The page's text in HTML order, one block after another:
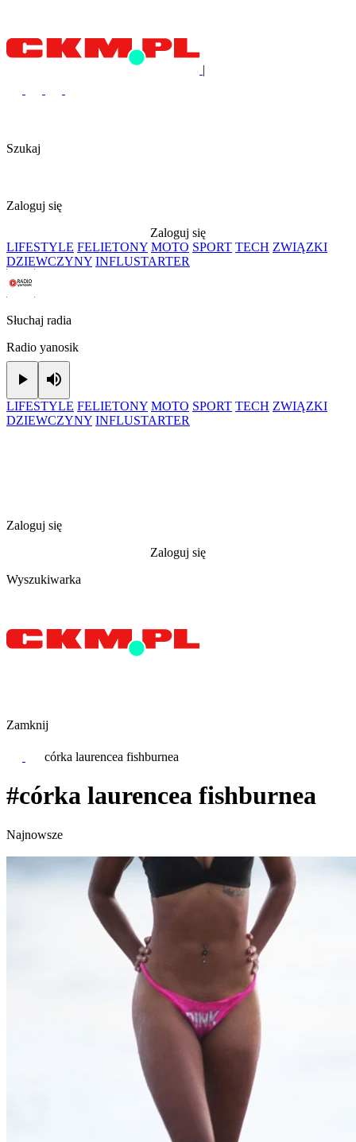
|
Szukaj
Zaloguj się
Zaloguj się
LIFESTYLE FELIETONY MOTO SPORT TECH ZWIĄZKI
DZIEWCZYNY INFLUSTARTER
Słuchaj radia
Radio yanosik
Play
LIFESTYLE FELIETONY MOTO SPORT TECH ZWIĄZKI
DZIEWCZYNY INFLUSTARTER
Zaloguj się
Zaloguj się
Wyszukiwarka
Zamknij
córka laurencea fishburnea
#córka laurencea fishburnea
Najnowsze